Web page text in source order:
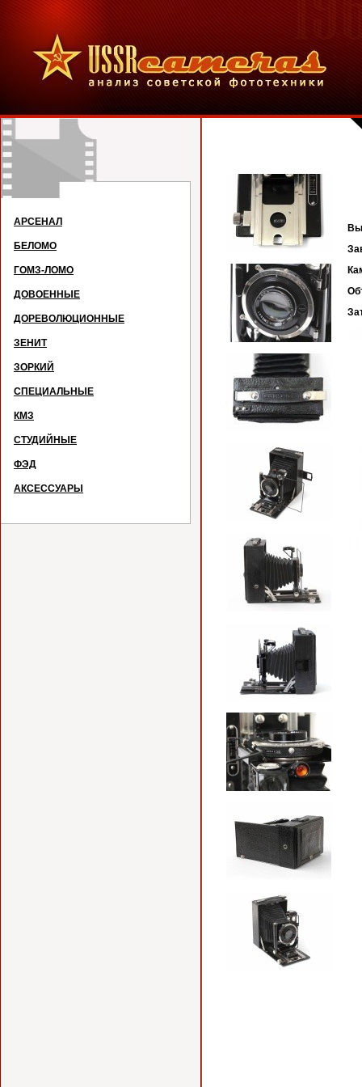
АРСЕНАЛ
БЕЛОМО
ГОМЗ-ЛОМО
ДОВОЕННЫЕ
ДОРЕВОЛЮЦИОННЫЕ
ЗЕНИТ
ЗОРКИЙ
СПЕЦИАЛЬНЫЕ
КМЗ
СТУДИЙНЫЕ
ФЭД
АКСЕССУАРЫ